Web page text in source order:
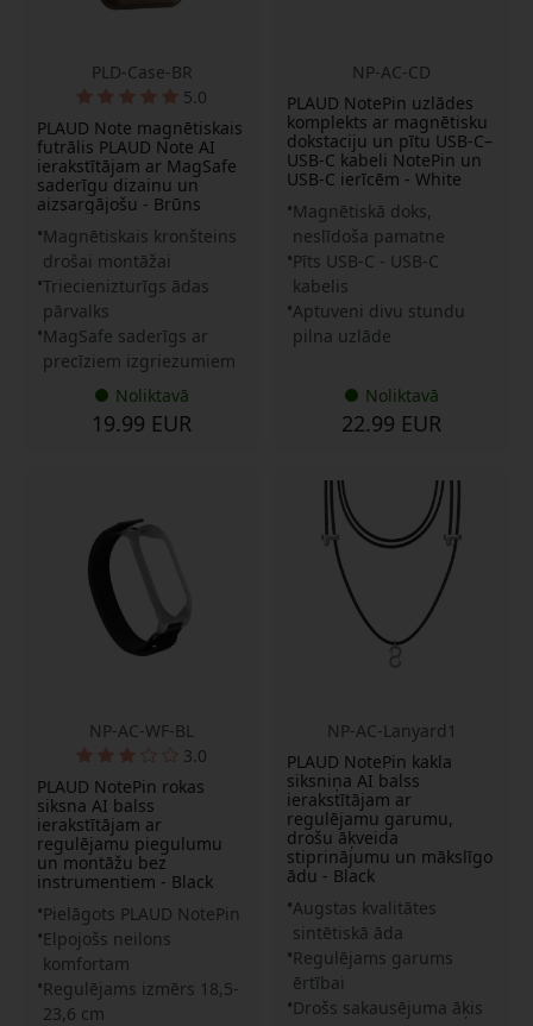
PLD-Case-BR
5.0
PLAUD Note magnētiskais
futrālis PLAUD Note AI
ierakstītājam ar MagSafe
saderīgu dizainu un
aizsargājošu - Brūns
Magnētiskais kronšteins
drošai montāžai
Triecienizturīgs ādas
pārvalks
MagSafe saderīgs ar
precīziem izgriezumiem
Noliktavā
19.99 EUR
NP-AC-CD
PLAUD NotePin uzlādes
komplekts ar magnētisku
dokstaciju un pītu USB-C–
USB-C kabeli NotePin un
USB-C ierīcēm - White
Magnētiskā doks,
neslīdoša pamatne
Pīts USB-C - USB-C
kabelis
Aptuveni divu stundu
pilna uzlāde
Noliktavā
22.99 EUR
NP-AC-WF-BL
3.0
PLAUD NotePin rokas
siksna AI balss
ierakstītājam ar
regulējamu piegulumu
un montāžu bez
instrumentiem - Black
Pielāgots PLAUD NotePin
Elpojošs neilons
komfortam
Regulējams izmērs 18,5-
23,6 cm
NP-AC-Lanyard1
PLAUD NotePin kakla
siksniņa AI balss
ierakstītājam ar
regulējamu garumu,
drošu āķveida
stiprinājumu un mākslīgo
ādu - Black
Augstas kvalitātes
sintētiskā āda
Regulējams garums
ērtībai
Drošs sakausējuma āķis